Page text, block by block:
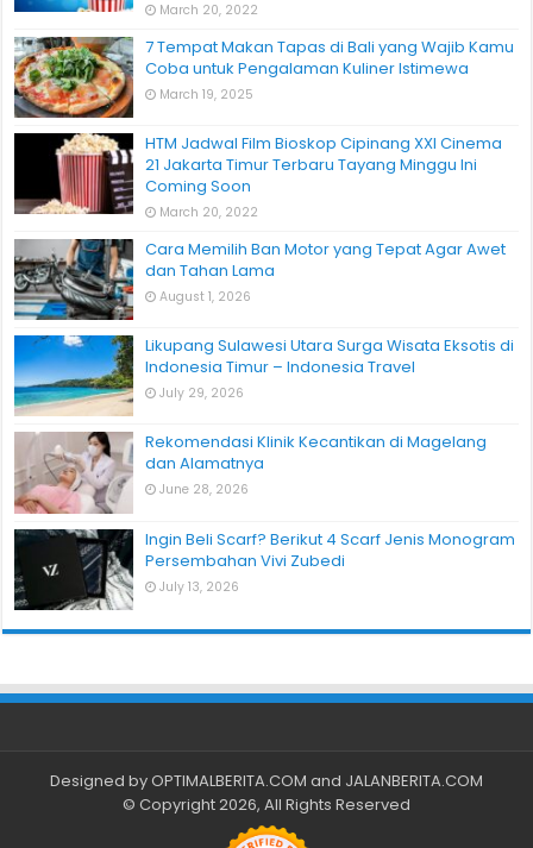
March 20, 2022
7 Tempat Makan Tapas di Bali yang Wajib Kamu
Coba untuk Pengalaman Kuliner Istimewa
March 19, 2025
HTM Jadwal Film Bioskop Cipinang XXI Cinema
21 Jakarta Timur Terbaru Tayang Minggu Ini
Coming Soon
March 20, 2022
Cara Memilih Ban Motor yang Tepat Agar Awet
dan Tahan Lama
August 1, 2026
Likupang Sulawesi Utara Surga Wisata Eksotis di
Indonesia Timur – Indonesia Travel
July 29, 2026
Rekomendasi Klinik Kecantikan di Magelang
dan Alamatnya
June 28, 2026
Ingin Beli Scarf? Berikut 4 Scarf Jenis Monogram
Persembahan Vivi Zubedi
July 13, 2026
Designed byOPTIMALBERITA.COM and JALANBERITA.COM
© Copyright 2026, All Rights Reserved